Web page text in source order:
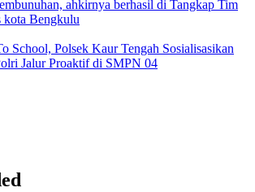
ahkirnya berhasil di Tangkap Tim
kota Bengkulu
School, Polsek Kaur Tengah Sosialisasikan
Jalur Proaktif di SMPN 04